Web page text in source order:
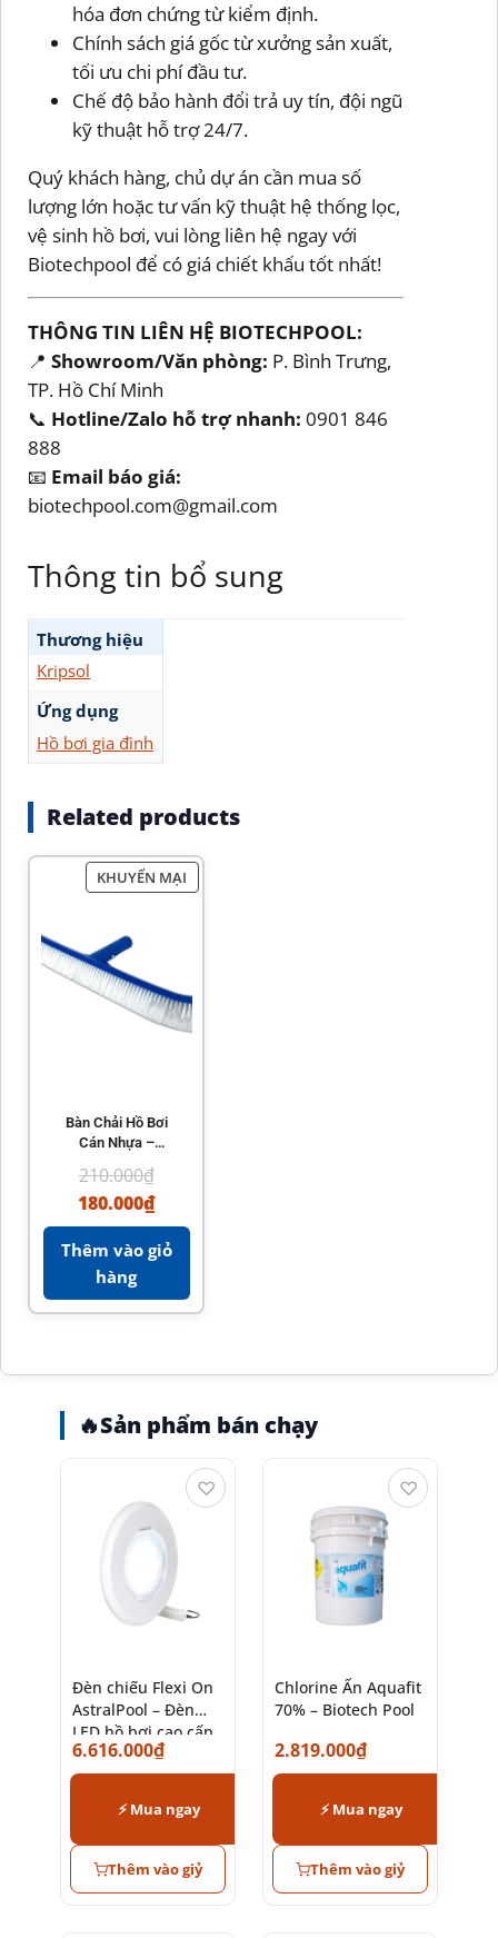
hóa đơn chứng từ kiểm định.
Chính sách giá gốc từ xưởng sản xuất,
tối ưu chi phí đầu tư.
Chế độ bảo hành đổi trả uy tín, đội ngũ
kỹ thuật hỗ trợ 24/7.
Quý khách hàng, chủ dự án cần mua số
lượng lớn hoặc tư vấn kỹ thuật hệ thống lọc,
vệ sinh hồ bơi, vui lòng liên hệ ngay với
Biotechpool để có giá chiết khấu tốt nhất!
THÔNG TIN LIÊN HỆ BIOTECHPOOL:
📍 Showroom/Văn phòng: P. Bình Trưng,
TP. Hồ Chí Minh
📞 Hotline/Zalo hỗ trợ nhanh: 0901 846
888
📧 Email báo giá:
biotechpool.com@gmail.com
Thông tin bổ sung
Thương hiệu
Kripsol
Ứng dụng
Hồ bơi gia đình
Related products
KHUYẾN MẠI
Bàn Chải Hồ Bơi
Cán Nhựa –
210.000₫
180.000₫
Thêm vào giỏ
hàng
🔥Sản phẩm bán chạy
Đèn chiếu Flexi On
AstralPool – Đèn
LED hồ bơi cao cấp
chính hãng
6.616.000₫
⚡ Mua ngay
Thêm vào giỷ
♡
Chlorine Ấn Aquafit
70% – Biotech Pool
2.819.000₫
⚡ Mua ngay
Thêm vào giỷ
♡